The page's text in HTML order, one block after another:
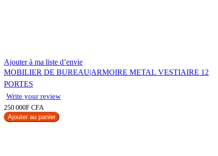
Ajouter à ma liste d’envie
MOBILIER DE BUREAU|ARMOIRE METAL VESTIAIRE 12
PORTES
Write your review
250 000F CFA
Ajouter au panier